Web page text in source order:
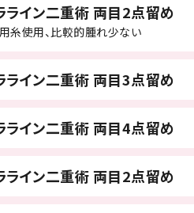
イン二重術 両目2点留め
糸使用、比較的腫れ少ない
イン二重術 両目3点留め
イン二重術 両目4点留め
イン二重術 両目2点留め